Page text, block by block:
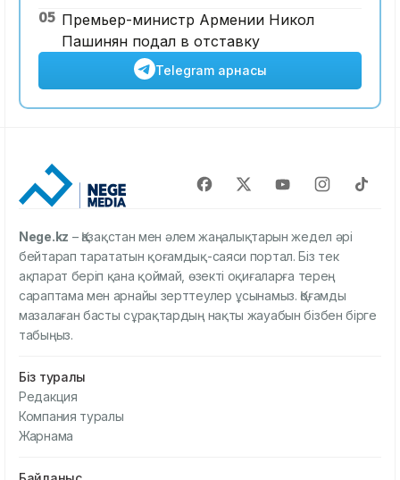
05 Премьер-министр Армении Никол
Пашинян подал в отставку
Telegram арнасы
Nege.kz – Қазақстан мен әлем жаңалықтарын жедел әрі
бейтарап тарататын қоғамдық-саяси портал. Біз тек
ақпарат беріп қана қоймай, өзекті оқиғаларға терең
сараптама мен арнайы зерттеулер ұсынамыз. Қоғамды
мазалаған басты сұрақтардың нақты жауабын бізбен бірге
табыңыз.
Біз туралы
Редакция
Компания туралы
Жарнама